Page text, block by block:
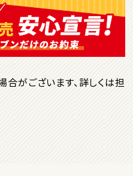
クロス
がございます、詳しくは担